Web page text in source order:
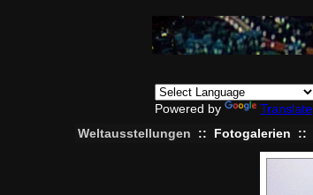
Powered by Translate
Weltausstellungen :: Fotogalerien ::